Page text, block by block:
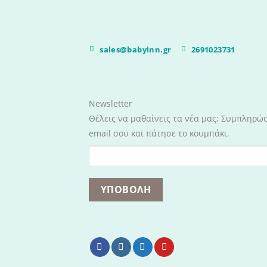
sales@babyinn.gr 2691023731
Newsletter
Θέλεις να μαθαίνεις τα νέα μας;
email σου και πάτησε το κουμπάκι.